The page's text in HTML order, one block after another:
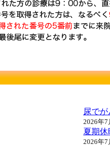
尿で
2026年7
夏期
2026年7